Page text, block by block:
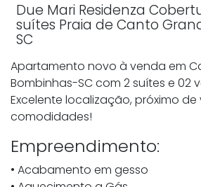
Due Mari Residenza
suítes Praia de Canto
SC
Apartamento novo à venda em
Bombinhas-SC com 2 suítes e 02
Excelente localização, próximo de
comodidades!
Empreendimento:
• Acabamento em gesso